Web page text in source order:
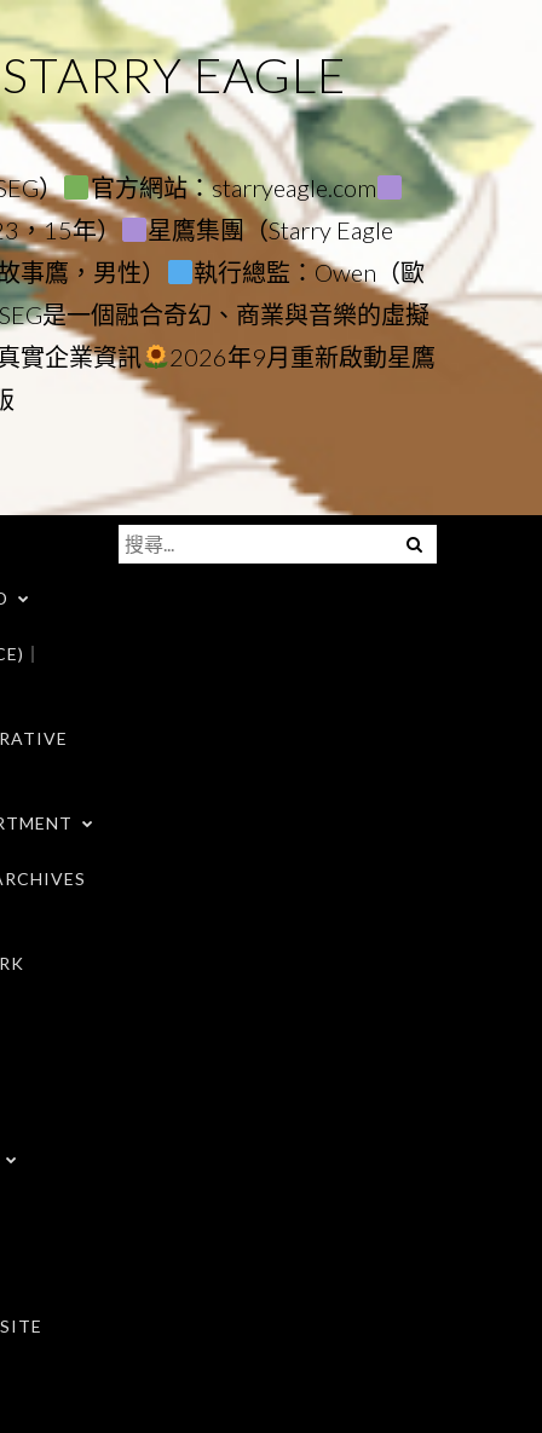
EAGLE
）
官方網站：starryeagle.com
，15年）
星鷹集團（Starry Eagle
事鷹，男性）
執行總監：Owen（歐
是一個融合奇幻、商業與音樂的虛擬
實企業資訊
2026年9月重新啟動星鷹
｜
Menu
搜
尋